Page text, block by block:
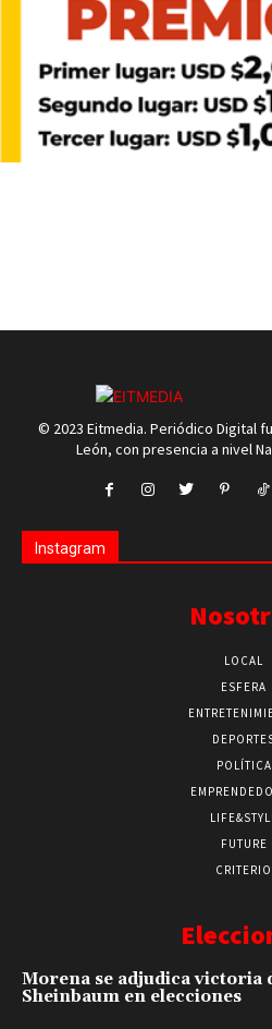
© 2023 Eitmedia. Periódico Digital
León, con presencia a nivel
Instagram
LOCAL
ESFERA
POLÍTICA
FUTURE
CRITERIO
Morena se adjudica victoria
Sheinbaum en elecciones